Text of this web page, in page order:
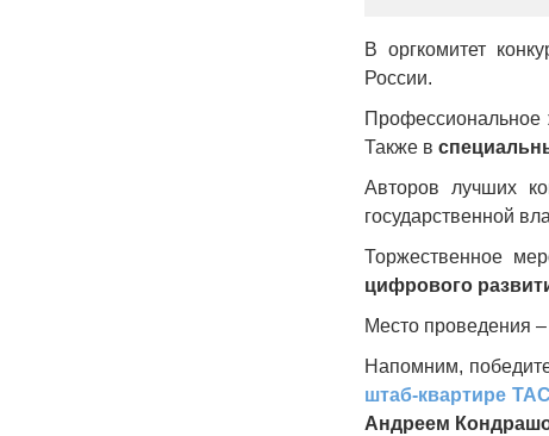
В оргкомитет
России.
Также в
Авторов лучших
государственной
Торжественное
цифрового
Место проведения
Напомним,
штаб-квартире
Андреем